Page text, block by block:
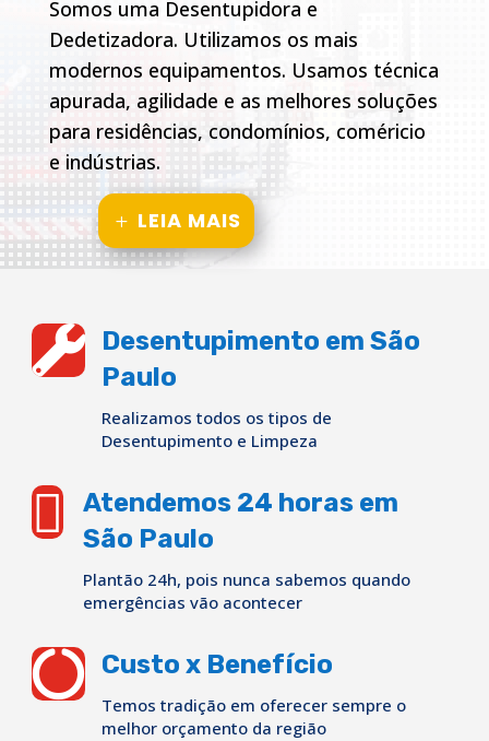
Somos uma Desentupidora e
Dedetizadora. Utilizamos os mais
modernos equipamentos. Usamos técnica
apurada, agilidade e as melhores soluções
para residências, condomínios, coméricio
e indústrias.
LEIA MAIS

Desentupimento em São
Paulo
Realizamos todos os tipos de
Desentupimento e Limpeza

Atendemos 24 horas em
São Paulo
Plantão 24h, pois nunca sabemos quando
emergências vão acontecer
 Custo x Benefício
Temos tradição em oferecer sempre o
melhor orçamento da região